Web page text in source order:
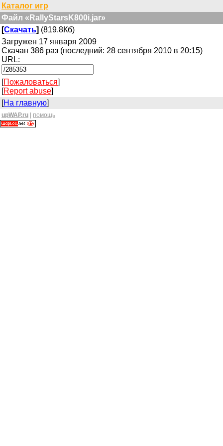
Каталог игр
Файл «RallyStarsK800i.jar»
[Скачать] (819.8Кб)
Загружен 17 января 2009
Скачан 386 раз (последний: 28 сентября 2010 в 20:15)
URL:
[Пожаловаться]
[Report abuse]
[На главную]
upWAP.ru помощь